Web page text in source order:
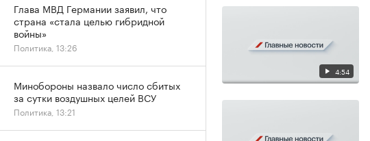
4:54
Глава МВД Германии заявил, что
страна «стала целью гибридной
войны»
Политика, 13:26
Минобороны назвало число сбитых
за сутки воздушных целей ВСУ
Политика, 13:21